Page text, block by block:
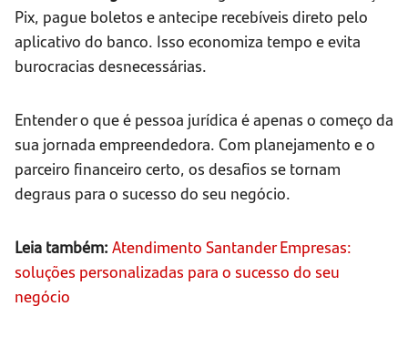
Pix, pague boletos e antecipe recebíveis direto pelo
aplicativo do banco. Isso economiza tempo e evita
burocracias desnecessárias.
Entender o que é pessoa jurídica é apenas o começo da
sua jornada empreendedora. Com planejamento e o
parceiro financeiro certo, os desafios se tornam
degraus para o sucesso do seu negócio.
Leia também: Atendimento Santander Empresas:
soluções personalizadas para o sucesso do seu
negócio